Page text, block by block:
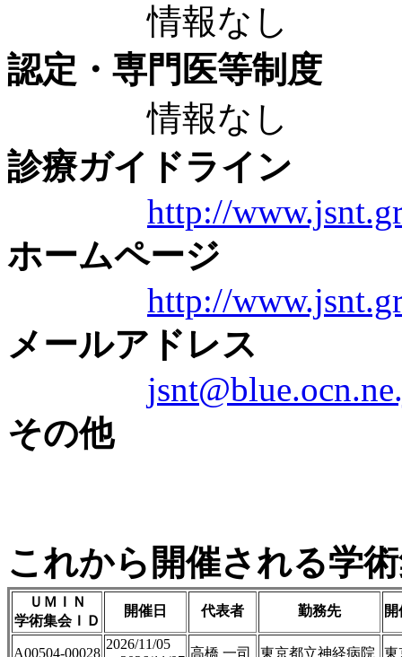
情報なし
認定・専門医等制度
情報なし
診療ガイドライン
http://
ホームページ
http://
メールアドレス
その他
これから開催される学
ＵＭＩＮ
学術集会ＩＤ
開催日 代表者 勤務先
A00504-00028
2026/11/05
高橋 一司 東京都立神経病院 東